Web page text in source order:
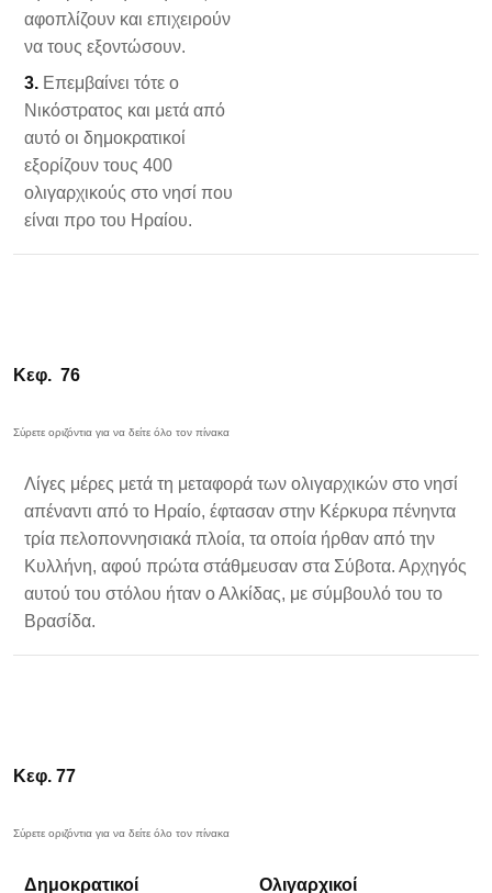
αφοπλίζουν και επιχειρούν
να τους εξοντώσουν.
3. Επεμβαίνει τότε ο
Νικόστρατος και μετά από
αυτό οι δημοκρατικοί
εξορίζουν τους 400
ολιγαρχικούς στο νησί που
είναι προ του Ηραίου.
Κεφ. 76
Λίγες μέρες μετά τη μεταφορά των ολιγαρχικών στο νησί
απέναντι από το Ηραίο, έφτασαν στην Κέρκυρα πένηντα
τρία πελοποννησιακά πλοία, τα οποία ήρθαν από την
Κυλλήνη, αφού πρώτα στάθμευσαν στα Σύβοτα. Αρχηγός
αυτού του στόλου ήταν ο Αλκίδας, με σύμβουλό του το
Βρασίδα.
Κεφ. 77
Δημοκρατικοί Ολιγαρχικοί